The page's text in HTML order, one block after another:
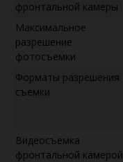
фронтальной камеры
Максимальное
разрешение
фотосъемки
Форматы разрешения
съемки
Видеосъемка
фронтальной камерой